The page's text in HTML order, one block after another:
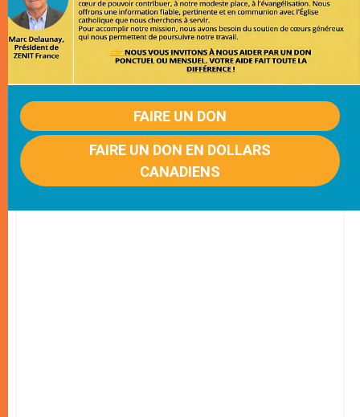
FAIRE UN DON
FAIRE UN DON EN DOLLARS
CANADIENS